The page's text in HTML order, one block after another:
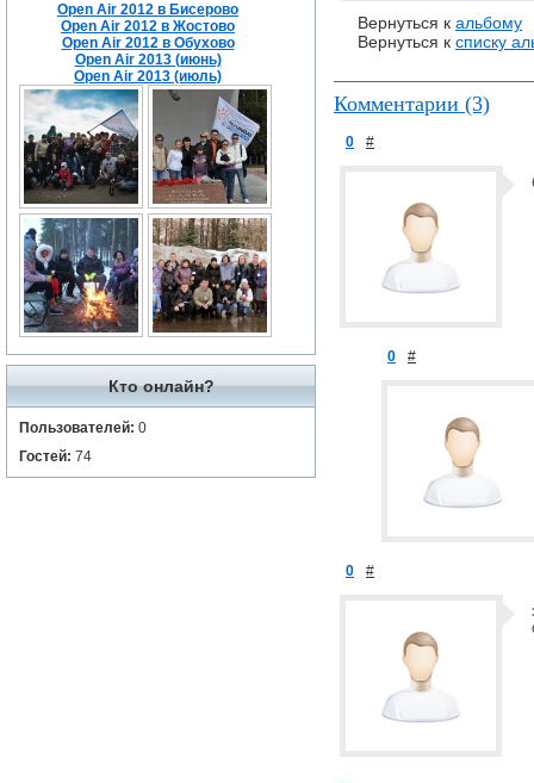
Open Air 2012 в Бисерово
Open Air 2012 в Жостово
Open Air 2012 в Обухово
Open Air 2013 (июнь)
Open Air 2013 (июль)
Кто онлайн?
Пользователей: 0
Гостей: 74
Вернуться к альбому
Вернуться к списку
Комментарии (3)
0 #
0 #
0 #